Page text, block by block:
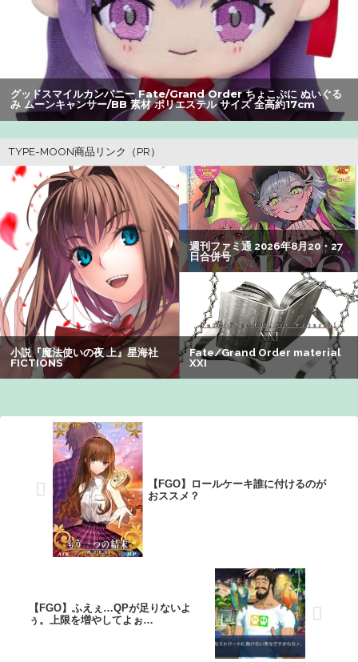
【爆笑】最近のオスガキ、名前がダサすぎるｗｗｗｗ ：
26/08/05のニュース
【動画】甲子園の女性審判、大誤審で炎上
【画像】美人すぎる女医、ガチで見つかる。めちゃくちゃ
いいべｗｗｗｗ ：26/08/04のニュース
【衝撃】34歳ニート、『エロ漫画』で人生逆転
【朗報】アマガミの棚町薫さん、最新絵でめっちゃ可愛く
なる：26/08/03のニュース
【画像】20年前のAV、キチガイすぎるwwwwww
【悲報】坂口杏里を家に住ませてあげた結果ｗｗｗｗ
【謎】アキバが夜のお店だらけになってしまった理由、誰
にも分からないｗｗｗｗ：26/08/08のニュース
グッドスマイルカンパニー Fate/Grand Order ちょこぷに ぬいぐる
み ムーンキャンサー/BB 素材 ポリエステル サイズ 全高約17cm
【FGO】ロールケーキ誰に付けるのが
おススメ？
【FGO】ふえぇ…QPが足りないよ
ぅ。上限を増やしてよぉ…